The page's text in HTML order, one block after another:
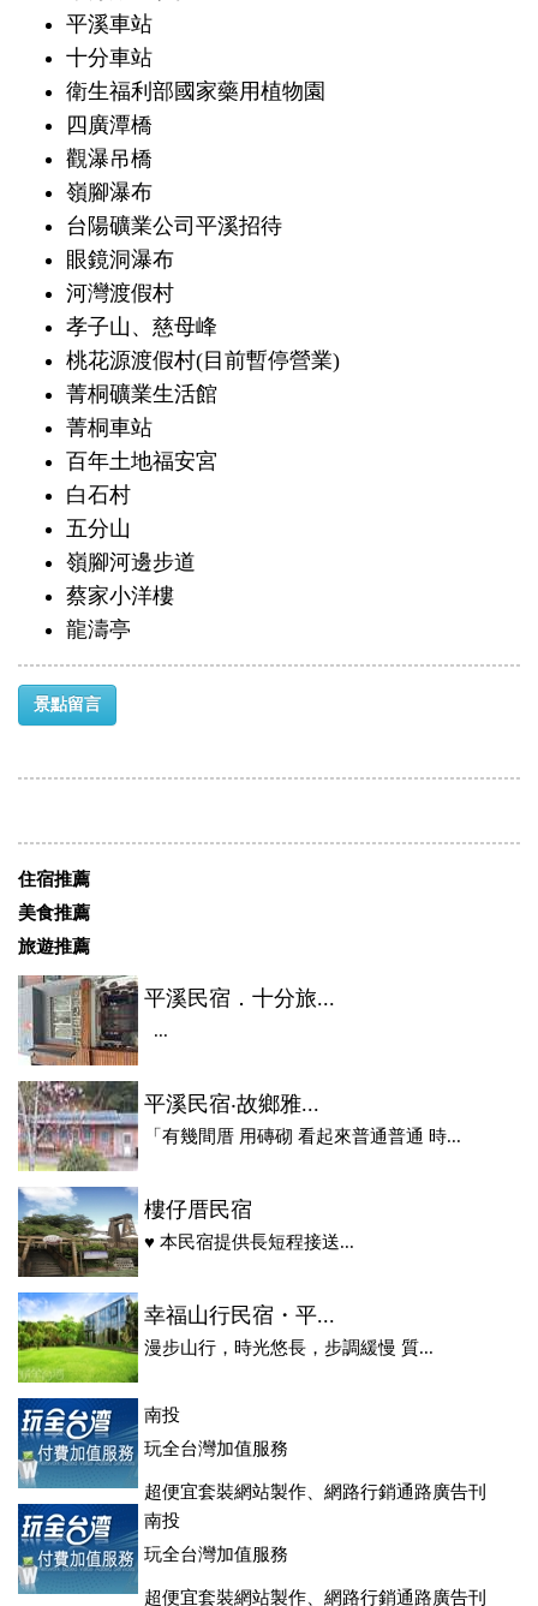
平溪車站
十分車站
衛生福利部國家藥用植物園
四廣潭橋
觀瀑吊橋
嶺腳瀑布
台陽礦業公司平溪招待
眼鏡洞瀑布
河灣渡假村
孝子山、慈母峰
桃花源渡假村(目前暫停營業)
菁桐礦業生活館
菁桐車站
百年土地福安宮
白石村
五分山
嶺腳河邊步道
蔡家小洋樓
龍濤亭
景點留言
住宿推薦
美食推薦
旅遊推薦
平溪民宿．十分旅...
...
平溪民宿‧故鄉雅...
「有幾間厝 用磚砌 看起來普通普通 時...
樓仔厝民宿
♥ 本民宿提供長短程接送...
幸福山行民宿・平...
漫步山行，時光悠長，步調緩慢 質...
南投
玩全台灣加值服務
超便宜套裝網站製作、網路行銷通路廣告刊
登、訂房系統、客房委託旅行社銷售，全面優惠中....
南投
玩全台灣加值服務
超便宜套裝網站製作、網路行銷通路廣告刊